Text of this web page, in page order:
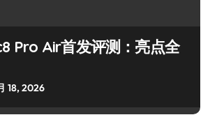
Pro Air首发评测：亮点全
18, 2026